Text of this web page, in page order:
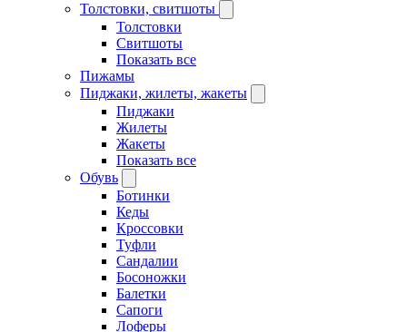
Толстовки, свитшоты
Толстовки
Свитшоты
Показать все
Пижамы
Пиджаки, жилеты, жакеты
Пиджаки
Жилеты
Жакеты
Показать все
Обувь
Ботинки
Кеды
Кроссовки
Туфли
Сандалии
Босоножки
Балетки
Сапоги
Лоферы